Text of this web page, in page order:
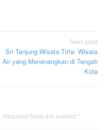
Next post
Sri Tanjung Wisata Tirta: Wisata
Air yang Menenangkan di Tengah
Kota
Required fields are marked *